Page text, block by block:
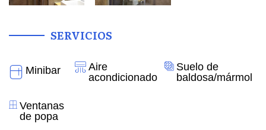
SERVICIOS
Minibar
Aire
acondicionado
Suelo de
baldosa/mármol
Ventanas
de popa